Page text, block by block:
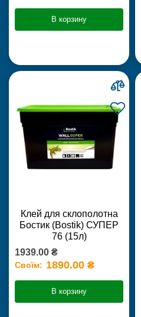
В корзину
Клей для склополотна
Бостик (Bostik) СУПЕР
76 (15л)
1939.00 ₴
Своїм: 1890.00 ₴
В корзину